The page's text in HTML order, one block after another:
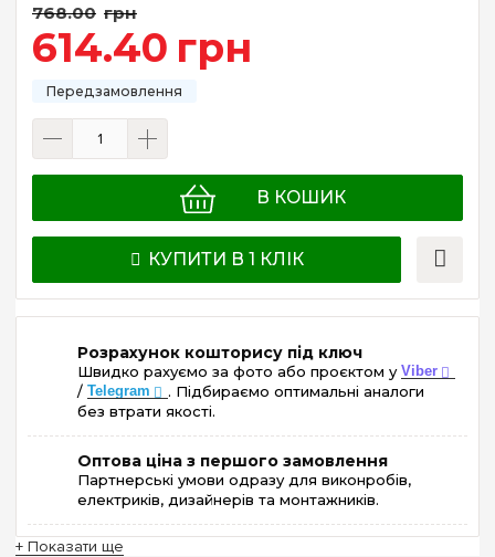
768.00 грн
614.40 грн
В КОШИК
КУПИТИ В 1 КЛІК
Розрахунок кошторису під ключ
Швидко рахуємо за фото або проєктом у Viber
/ Telegram
. Підбираємо оптимальні аналоги
без втрати якості.
Оптова ціна з першого замовлення
Партнерські умови одразу для виконробів,
електриків, дизайнерів та монтажників.
+ Показати ще